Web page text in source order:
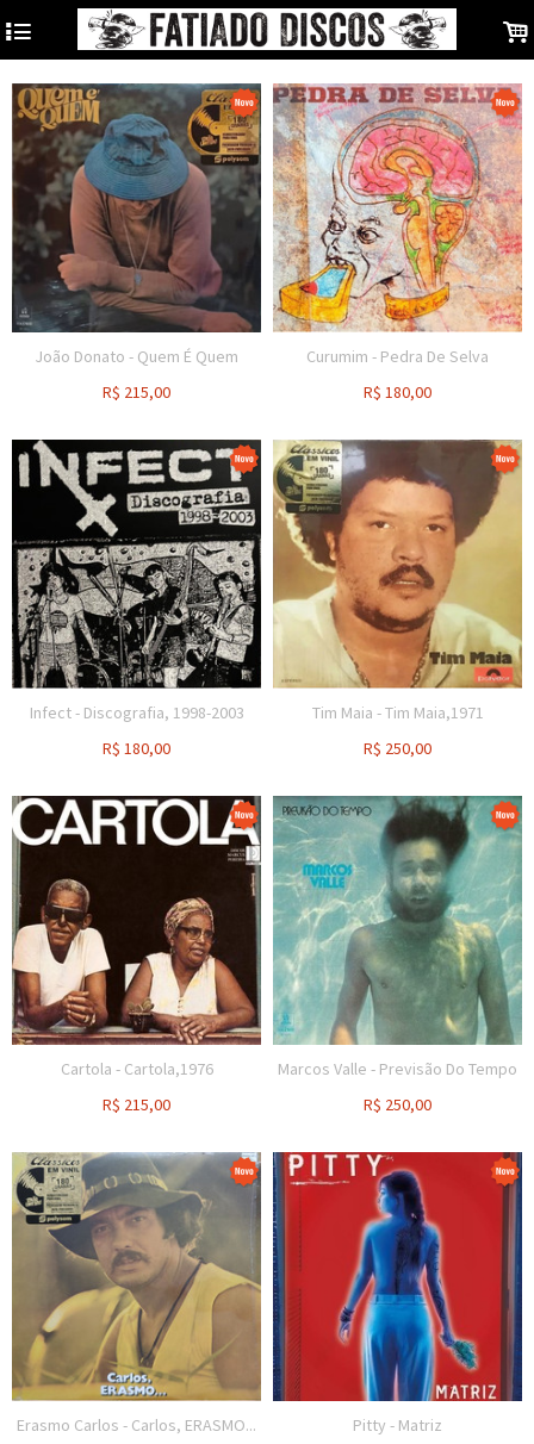
4 .
João Donato - Quem É Quem
R$ 215,00
Curumim - Pedra De Selva
R$ 180,00
Infect - Discografia, 1998-2003
R$ 180,00
Tim Maia - Tim Maia,1971
R$ 250,00
Cartola - Cartola,1976
R$ 215,00
Marcos Valle - Previsão Do Tempo
R$ 250,00
Erasmo Carlos - Carlos, ERASMO...
Pitty - Matriz